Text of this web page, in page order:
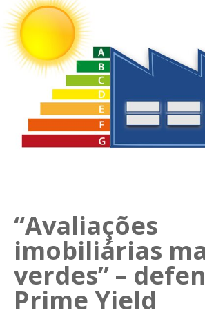
“Avaliações
imobiliárias
verdes” –
Prime Yield